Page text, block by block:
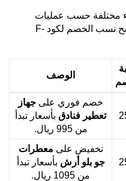
مختلفة حسب عمليات
البحث الشائعة. فيما يلي جدول يوضح نسب الخصم لكود F-
الوصف
خصم فوري على جهاز
تعطير فنادق بأسعار تبدأ
من 995 ريال.
تخفيض على معطرات
جو بلو أرش بأسعار تبدأ
من 1095 ريال.